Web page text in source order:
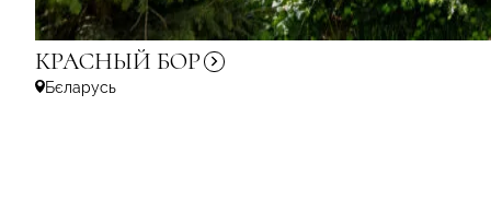
КРАСНЫЙ БОР
Бєларусь